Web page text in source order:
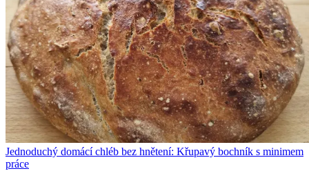
Jednoduchý domácí chléb bez hnětení: Křupavý bochník s minimem
práce